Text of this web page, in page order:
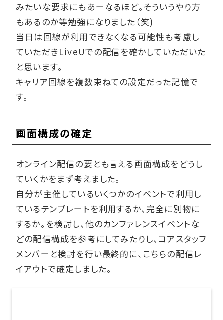
みたいな要求にもあーなるほど。そういうやり方
もあるのか等勉強になりました（笑)
当日は回線が利用できなくなる可能性も考慮し
ていただきLiveUでの配信を確かしていただいた
と思います。
キャリア回線を複数束ねての設定だった記憶で
す。
画面構成の確定
オンライン配信の要とも言える画面構成をどうし
ていくかをまず考えました。
自分が主催しているいくつかのイベントで利用し
ているテンプレートを利用するか、完全に別物に
するか。を検討し、他のカンファレンスイベントな
どの配信構成を参考にしてみたりし、コアスタッフ
メンバーと検討を行い最終的に、こちらの配信レ
イアウトで確定しました。